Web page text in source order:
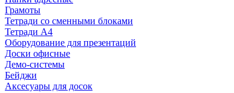
Грамоты
Тетради со сменными блоками
Тетради А4
Оборудование для презентаций
Доски офисные
Демо-системы
Бейджи
Аксесуары для досок